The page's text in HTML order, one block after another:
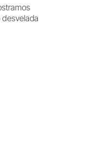
desvelada